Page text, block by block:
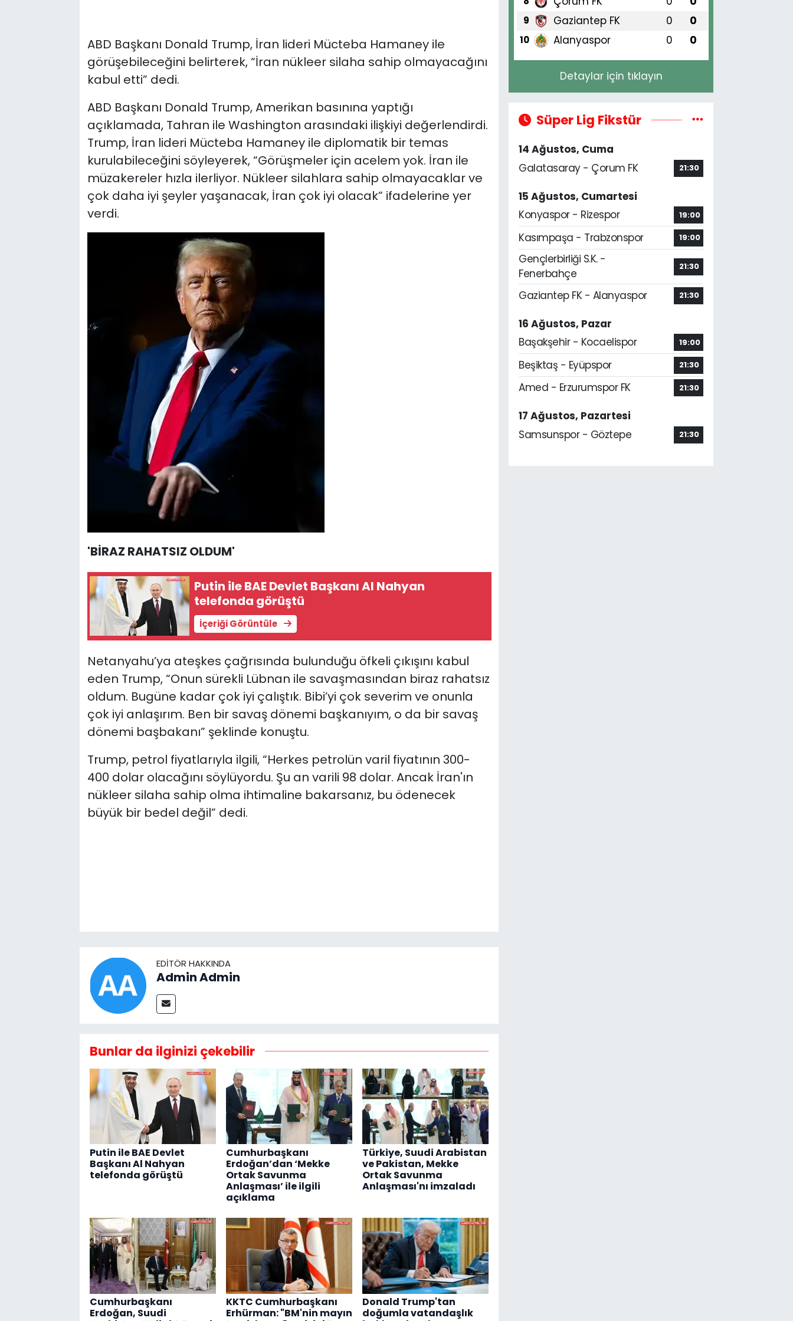
ABD Başkanı Donald Trump, İran lideri Mücteba Hamaney ile
görüşebileceğini belirterek, “İran nükleer silaha sahip olmayacağını
kabul etti” dedi.
ABD Başkanı Donald Trump, Amerikan basınına yaptığı
açıklamada, Tahran ile Washington arasındaki ilişkiyi değerlendirdi.
Trump, İran lideri Mücteba Hamaney ile diplomatik bir temas
kurulabileceğini söyleyerek, “Görüşmeler için acelem yok. İran ile
müzakereler hızla ilerliyor. Nükleer silahlara sahip olmayacaklar ve
çok daha iyi şeyler yaşanacak, İran çok iyi olacak” ifadelerine yer
verdi.
'BİRAZ RAHATSIZ OLDUM'
Putin ile BAE Devlet Başkanı Al Nahyan
telefonda görüştü
İçeriği Görüntüle
Netanyahu’ya ateşkes çağrısında bulunduğu öfkeli çıkışını kabul
eden Trump, “Onun sürekli Lübnan ile savaşmasından biraz rahatsız
oldum. Bugüne kadar çok iyi çalıştık. Bibi’yi çok severim ve onunla
çok iyi anlaşırım. Ben bir savaş dönemi başkanıyım, o da bir savaş
dönemi başbakanı” şeklinde konuştu.
Trump, petrol fiyatlarıyla ilgili, “Herkes petrolün varil fiyatının 300-
400 dolar olacağını söylüyordu. Şu an varili 98 dolar. Ancak İran'ın
nükleer silaha sahip olma ihtimaline bakarsanız, bu ödenecek
büyük bir bedel değil” dedi.
EDITÖR HAKKINDA
Admin Admin
Bunlar da ilginizi çekebilir
Putin ile BAE Devlet
Başkanı Al Nahyan
telefonda görüştü
Cumhurbaşkanı
Erdoğan’dan ‘Mekke
Ortak Savunma
Anlaşması’ ile ilgili
açıklama
Türkiye, Suudi Arabistan
ve Pakistan, Mekke
Ortak Savunma
Anlaşması'nı imzaladı
Cumhurbaşkanı
Erdoğan, Suudi
KKTC Cumhurbaşkanı
Erhürman: "BM'nin mayın
Donald Trump'tan
doğumla vatandaşlık
9 Gaziantep FK 0 0
10 Alanyaspor 0 0
Detaylar için tıklayın
Süper Lig Fikstür
14 Ağustos, Cuma
Galatasaray - Çorum FK
21:30
15 Ağustos, Cumartesi
Konyaspor - Rizespor
19:00
Kasımpaşa - Trabzonspor 19:00
Gençlerbirliği S.K. -
Fenerbahçe
21:30
Gaziantep FK - Alanyaspor 21:30
16 Ağustos, Pazar
Başakşehir - Kocaelispor
19:00
Beşiktaş - Eyüpspor 21:30
Amed - Erzurumspor FK 21:30
17 Ağustos, Pazartesi
Samsunspor - Göztepe
21:30